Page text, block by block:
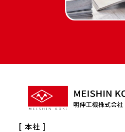
[ 本社 ]